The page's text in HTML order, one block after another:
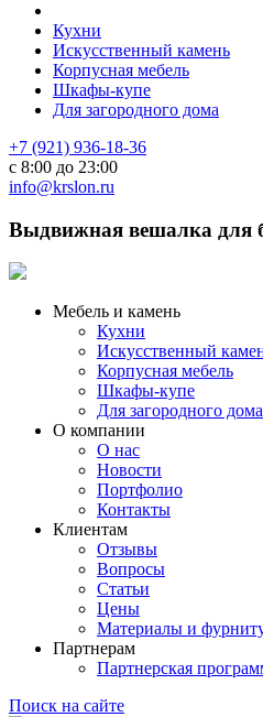
Кухни
Искусственный камень
Корпусная мебель
Шкафы-купе
Для загородного дома
+7 (921) 936-18-36
с 8:00 до 23:00
info@krslon.ru
Выдвижная вешалка для
Мебель и камень
Кухни
Искусственный
Корпусная мебель
Шкафы-купе
Для загородного дома
О компании
О нас
Новости
Портфолио
Контакты
Клиентам
Отзывы
Вопросы
Статьи
Цены
Материалы и
Партнерам
Партнерская
Поиск на сайте